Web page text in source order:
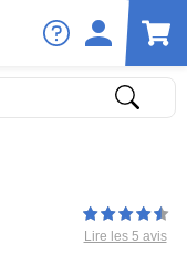
Lire les 5 avis